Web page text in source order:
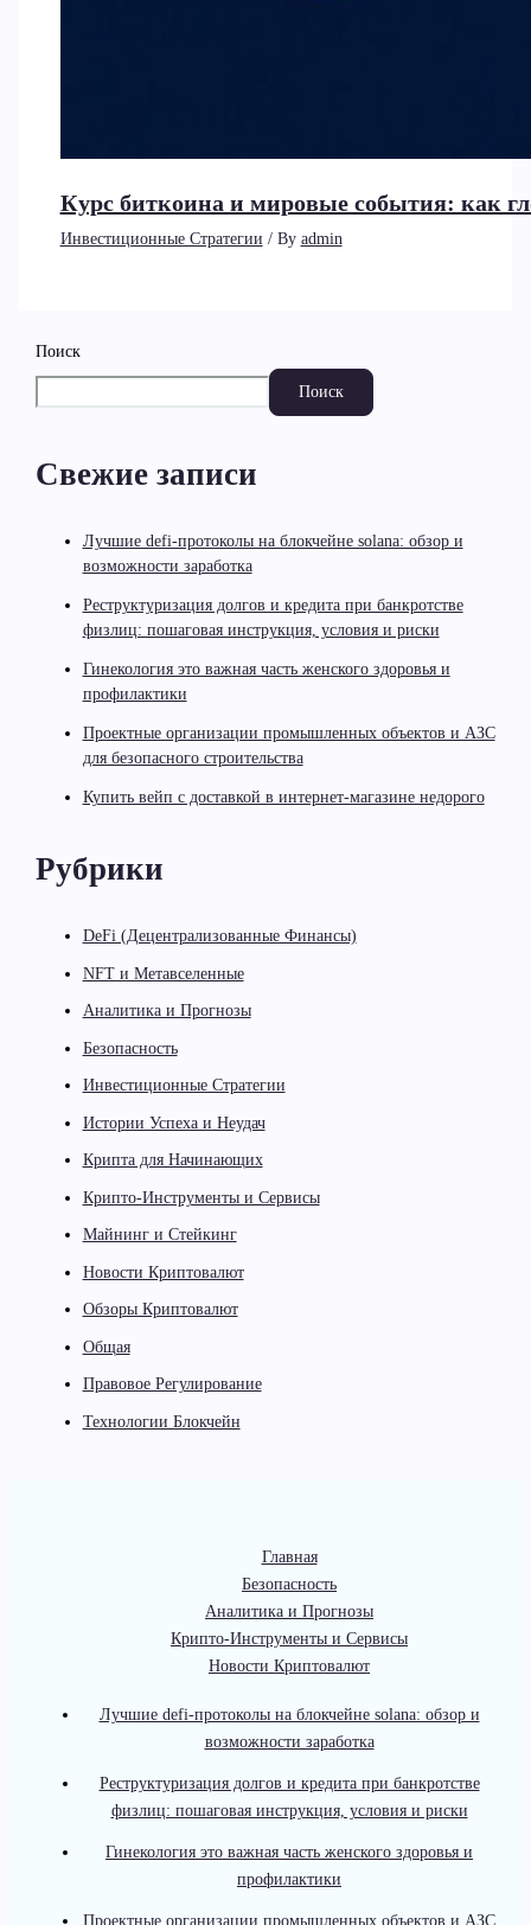
Курс биткоина и мировые события: как
Инвестиционные Стратегии / By admin
Поиск
Поиск
Свежие записи
Лучшие defi-протоколы на блокчейне solana: обзор и
возможности заработка
Реструктуризация долгов и кредита при банкротстве
физлиц: пошаговая инструкция, условия и риски
Гинекология это важная часть женского здоровья и
профилактики
Проектные организации промышленных объектов и АЗС
для безопасного строительства
Купить вейп с доставкой в интернет-магазине недорого
Рубрики
DeFi (Децентрализованные Финансы)
NFT и Метавселенные
Аналитика и Прогнозы
Безопасность
Инвестиционные Стратегии
Истории Успеха и Неудач
Крипта для Начинающих
Крипто-Инструменты и Сервисы
Майнинг и Стейкинг
Новости Криптовалют
Обзоры Криптовалют
Общая
Правовое Регулирование
Технологии Блокчейн
Главная
Безопасность
Аналитика и Прогнозы
Крипто-Инструменты и Сервисы
Новости Криптовалют
Лучшие defi-протоколы на блокчейне solana: обзор и
возможности заработка
Реструктуризация долгов и кредита при банкротстве
физлиц: пошаговая инструкция, условия и риски
Гинекология это важная часть женского здоровья и
профилактики
Проектные организации промышленных объектов и АЗС